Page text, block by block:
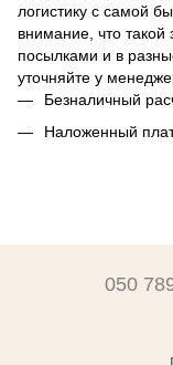
логистику с самой
внимание, что такой
посылками и в
уточняйте у
Безналичный
Наложенный
050